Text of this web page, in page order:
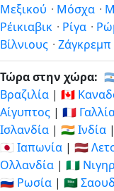
Μεξικού · Μόσχα ·
Ρέικιαβικ · Ρίγα ·
Βίλνιους · Ζάγκρεμπ
Τώρα στην χώρα:
Βραζιλία | 🇨🇦
Αίγυπτος | 🇫🇷
Ισλανδία | 🇮🇳 Ινδία |
🇯🇵 Ιαπωνία | 🇱🇻
Ολλανδία | 🇳🇬
🇷🇺 Ρωσία | 🇸🇦